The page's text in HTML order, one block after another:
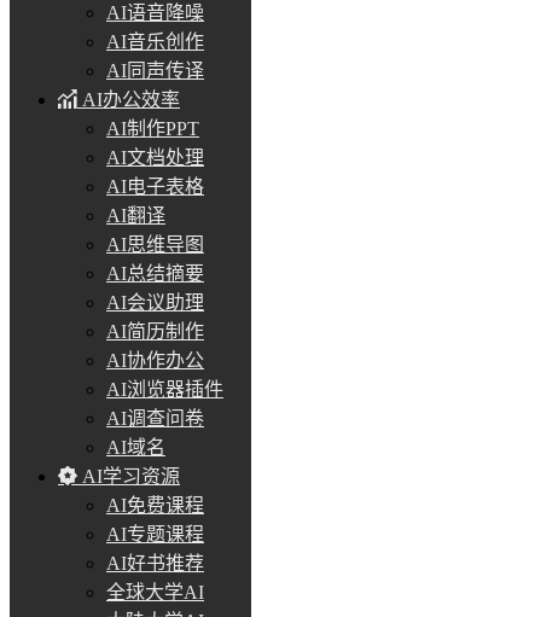
AI语音降噪
AI音乐创作
AI同声传译
AI办公效率
AI制作PPT
AI文档处理
AI电子表格
AI翻译
AI思维导图
AI总结摘要
AI会议助理
AI简历制作
AI协作办公
AI浏览器插件
AI调查问卷
AI域名
AI学习资源
AI免费课程
AI专题课程
AI好书推荐
全球大学AI